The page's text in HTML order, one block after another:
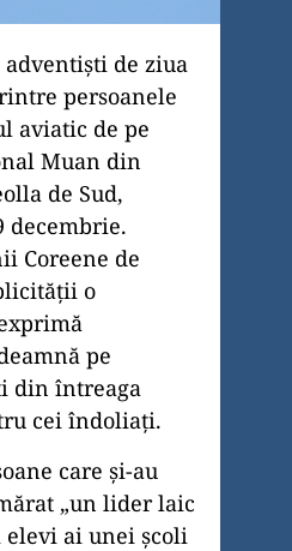
de ziua
persoanele
aviatic de pe
Muan din
de Sud,
decembrie.
Coreene de
o
pe
din întreaga
cei îndoliați.
care și-au
„un lider laic
elevi ai unei școli